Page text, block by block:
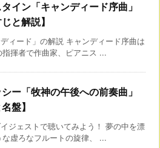
イン「キャンディード序曲」
と解説】
ディード」の解説 キャンディード序曲は
指揮者で作曲家、ピアニス ...
シー「牧神の午後への前奏曲」
盤】
イジェストで聴いてみよう！ 夢の中を漂
な虚ろなフルートの旋律、 ...